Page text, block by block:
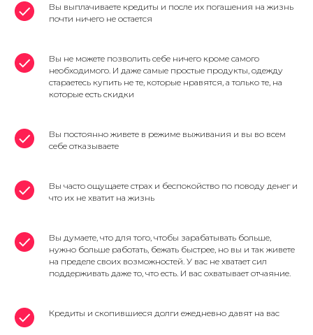
Вы выплачиваете кредиты и после их погашения на жизнь
почти ничего не остается
Вы не можете позволить себе ничего кроме самого
необходимого. И даже самые простые продукты, одежду
стараетесь купить не те, которые нравятся, а только те, на
которые есть скидки
Вы постоянно живете в режиме выживания и вы во всем
себе отказываете
Вы часто ощущаете страх и беспокойство по поводу денег и
что их не хватит на жизнь
Вы думаете, что для того, чтобы зарабатывать больше,
нужно больше работать, бежать быстрее, но вы и так живете
на пределе своих возможностей. У вас не хватает сил
поддерживать даже то, что есть. И вас охватывает отчаяние.
Кредиты и скопившиеся долги ежедневно давят на вас